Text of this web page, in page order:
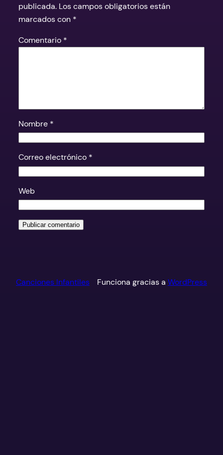
publicada. Los campos obligatorios están
marcados con *
Comentario *
Nombre *
Correo electrónico *
Web
Canciones Infantiles Funciona gracias a WordPress